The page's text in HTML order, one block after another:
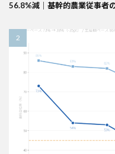
56.8%減｜基幹的農業従事者